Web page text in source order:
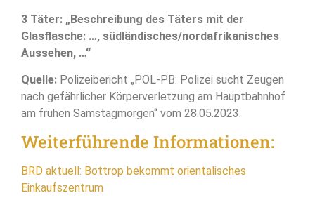
3 Täter: „Beschreibung des Täters mit der
Glasflasche: …, südländisches/nordafrikanisches
Aussehen, …“
Quelle: Polizeibericht „POL-PB: Polizei sucht Zeugen
nach gefährlicher Körperverletzung am Hauptbahnhof
am frühen Samstagmorgen“ vom 28.05.2023.
Weiterführende Informationen:
BRD aktuell: Bottrop bekommt orientalisches
Einkaufszentrum